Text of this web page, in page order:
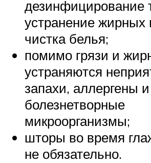
дезинфицирование
устранение жирных
чистка белья;
помимо грязи и
устраняются
запахи, аллергены и
болезнетворные
микроорганизмы;
шторы во время
не обязательно.